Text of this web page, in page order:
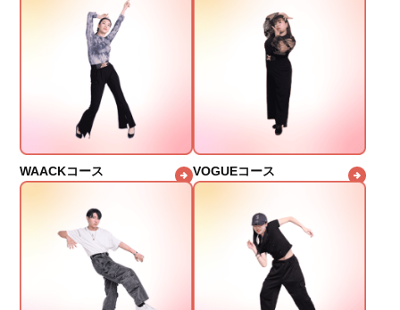
WAACKコース VOGUEコース